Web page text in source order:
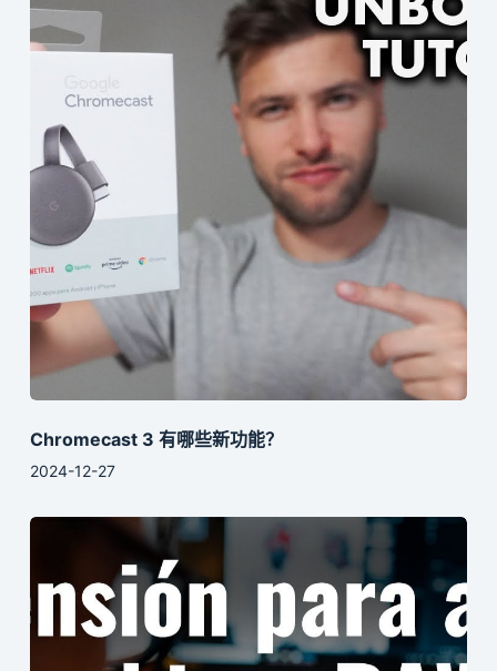
Chromecast 3 有哪些新功能？
2024-12-27